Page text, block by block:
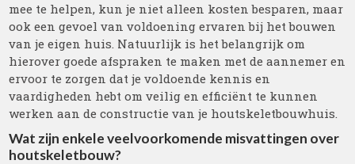
mee te helpen, kun je niet alleen kosten besparen, maar
ook een gevoel van voldoening ervaren bij het bouwen
van je eigen huis. Natuurlijk is het belangrijk om
hierover goede afspraken te maken met de aannemer en
ervoor te zorgen dat je voldoende kennis en
vaardigheden hebt om veilig en efficiënt te kunnen
werken aan de constructie van je houtskeletbouwhuis.
Wat zijn enkele veelvoorkomende misvattingen over
houtskeletbouw?